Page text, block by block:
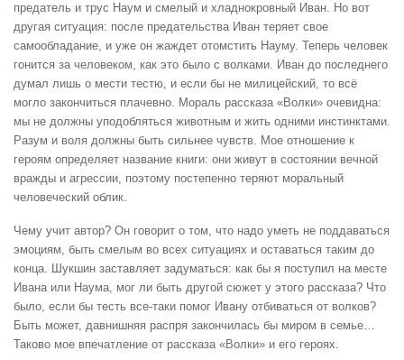
предатель и трус Наум и смелый и хладнокровный Иван. Но вот
другая ситуация: после предательства Иван теряет свое
самообладание, и уже он жаждет отомстить Науму. Теперь человек
гонится за человеком, как это было с волками. Иван до последнего
думал лишь о мести тестю, и если бы не милицейский, то всё
могло закончиться плачевно. Мораль рассказа «Волки» очевидна:
мы не должны уподобляться животным и жить одними инстинктами.
Разум и воля должны быть сильнее чувств. Мое отношение к
героям определяет название книги: они живут в состоянии вечной
вражды и агрессии, поэтому постепенно теряют моральный
человеческий облик.
Чему учит автор? Он говорит о том, что надо уметь не поддаваться
эмоциям, быть смелым во всех ситуациях и оставаться таким до
конца. Шукшин заставляет задуматься: как бы я поступил на месте
Ивана или Наума, мог ли быть другой сюжет у этого рассказа? Что
было, если бы тесть все-таки помог Ивану отбиваться от волков?
Быть может, давнишняя распря закончилась бы миром в семье…
Таково мое впечатление от рассказа «Волки» и его героях.